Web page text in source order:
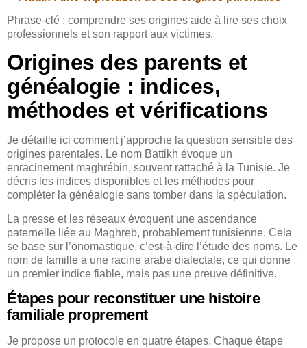
Phrase-clé : comprendre ses origines aide à lire ses choix
professionnels et son rapport aux victimes.
Origines des parents et
généalogie : indices,
méthodes et vérifications
Je détaille ici comment j’approche la question sensible des
origines parentales. Le nom Battikh évoque un
enracinement maghrébin, souvent rattaché à la Tunisie. Je
décris les indices disponibles et les méthodes pour
compléter la généalogie sans tomber dans la spéculation.
La presse et les réseaux évoquent une ascendance
paternelle liée au Maghreb, probablement tunisienne. Cela
se base sur l’onomastique, c’est-à-dire l’étude des noms. Le
nom de famille a une racine arabe dialectale, ce qui donne
un premier indice fiable, mais pas une preuve définitive.
Étapes pour reconstituer une histoire
familiale proprement
Je propose un protocole en quatre étapes. Chaque étape